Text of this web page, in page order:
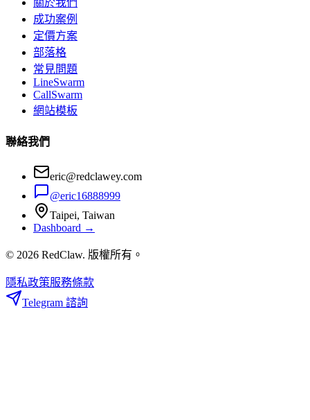
成功案例
定價方案
部落格
常見問題
LineSwarm
CallSwarm
網站模板
聯絡我們
eric@redclawey.com
@eric16888999
Taipei, Taiwan
Dashboard →
© 2026 RedClaw. 版權所有。
隱私政策服務條款
Telegram 諮詢